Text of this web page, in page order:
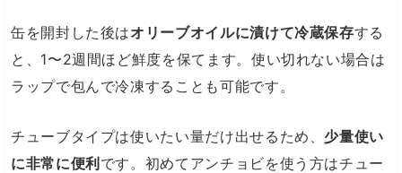
缶を開封した後はオリーブオイルに漬けて冷蔵保存する
と、1〜2週間ほど鮮度を保てます。使い切れない場合は
ラップで包んで冷凍することも可能です。
チューブタイプは使いたい量だけ出せるため、 少量使い
に非常に便利です。初めてアンチョビを使う方はチュー